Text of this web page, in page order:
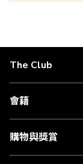
The Club
關於 The Club
合作夥伴
媒體中心
會籍
會籍及專屬禮遇
賺取積分
購物與獎賞
物流與配送